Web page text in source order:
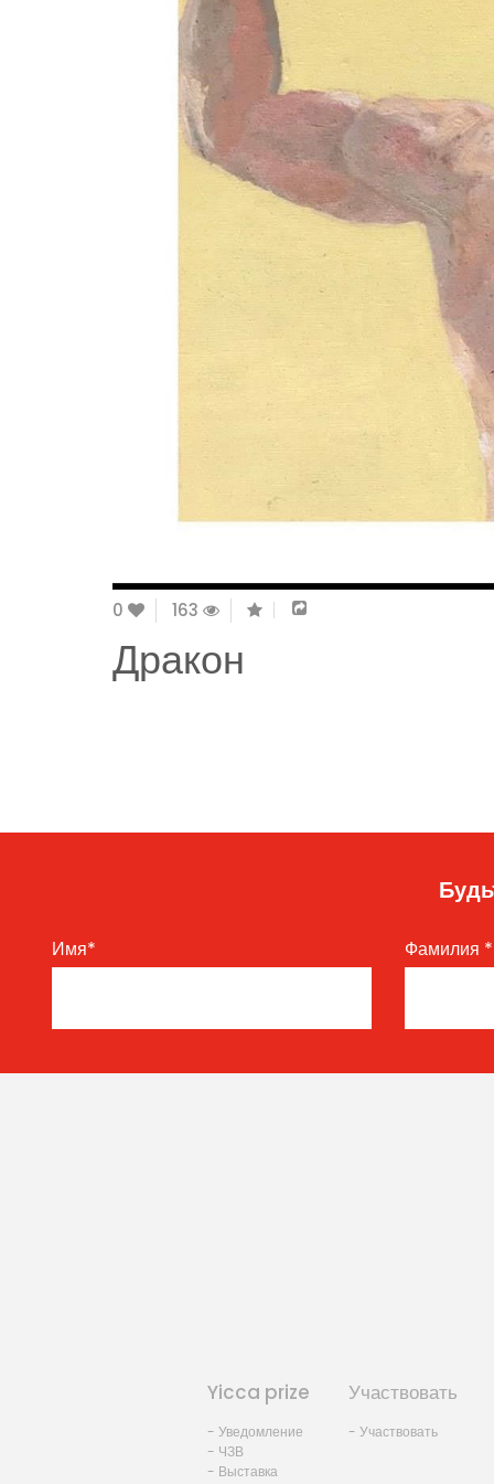
0 163
Дракон
Имя* Фамилия *
Yicca prize
- Уведомление
- ЧЗВ
- Выставка
Участвовать
- Участвовать